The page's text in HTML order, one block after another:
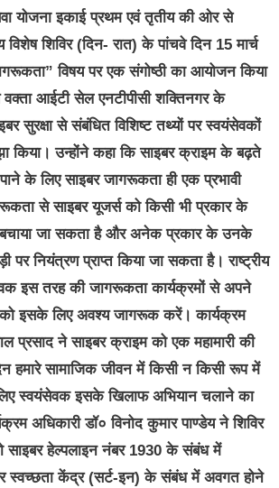
योजना इकाई प्रथम एवं तृतीय की ओर से
शिविर (दिन- रात) के पांचवे दिन 15 मार्च
विषय पर एक संगोष्ठी का आयोजन किया
वक्ता आईटी सेल एनटीपीसी शक्तिनगर के
सुरक्षा से संबंधित विशिष्ट तथ्यों पर स्वयंसेवकों
किया। उन्होंने कहा कि साइबर क्राइम के बढ़ते
के लिए साइबर जागरूकता ही एक प्रभावी
से साइबर यूजर्स को किसी भी प्रकार के
बचाया जा सकता है और अनेक प्रकार के उनके
पर नियंत्रण प्राप्त किया जा सकता है। राष्ट्रीय
इस तरह की जागरूकता कार्यक्रमों से अपने
इसके लिए अवश्य जागरूक करें। कार्यक्रम
प्रसाद ने साइबर क्राइम को एक महामारी की
हमारे सामाजिक जीवन में किसी न किसी रूप में
स्वयंसेवक इसके खिलाफ अभियान चलाने का
अधिकारी डॉ० विनोद कुमार पाण्डेय ने शिविर
हेल्पलाइन नंबर 1930 के संबंध में
स्वच्छता केंद्र (सर्ट-इन) के संबंध में अवगत होने